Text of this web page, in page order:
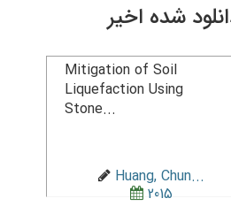
شده اخیر
Mitigation of Soil
Liquefaction Using
Stone...
Huang, Chun...
2015